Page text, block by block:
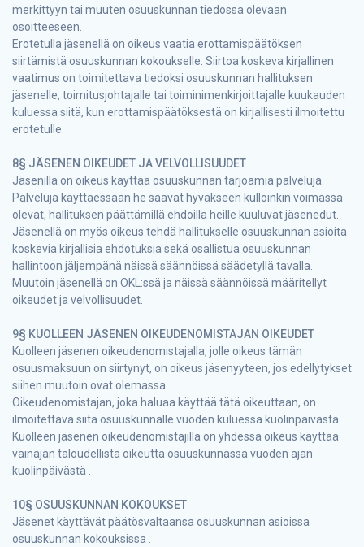
merkittyyn tai muuten osuuskunnan tiedossa olevaan
osoitteeseen.
Erotetulla jäsenellä on oikeus vaatia erottamispäätöksen
siirtämistä osuuskunnan kokoukselle. Siirtoa koskeva kirjallinen
vaatimus on toimitettava tiedoksi osuuskunnan hallituksen
jäsenelle, toimitusjohtajalle tai toiminimenkirjoittajalle kuukauden
kuluessa siitä, kun erottamispäätöksestä on kirjallisesti ilmoitettu
erotetulle.
8§ JÄSENEN OIKEUDET JA VELVOLLISUUDET
Jäsenillä on oikeus käyttää osuuskunnan tarjoamia palveluja.
Palveluja käyttäessään he saavat hyväkseen kulloinkin voimassa
olevat, hallituksen päättämillä ehdoilla heille kuuluvat jäsenedut.
Jäsenellä on myös oikeus tehdä hallitukselle osuuskunnan asioita
koskevia kirjallisia ehdotuksia sekä osallistua osuuskunnan
hallintoon jäljempänä näissä säännöissä säädetyllä tavalla.
Muutoin jäsenellä on OKL:ssä ja näissä säännöissä määritellyt
oikeudet ja velvollisuudet.
9§ KUOLLEEN JÄSENEN OIKEUDENOMISTAJAN OIKEUDET
Kuolleen jäsenen oikeudenomistajalla, jolle oikeus tämän
osuusmaksuun on siirtynyt, on oikeus jäsenyyteen, jos edellytykset
siihen muutoin ovat olemassa.
Oikeudenomistajan, joka haluaa käyttää tätä oikeuttaan, on
ilmoitettava siitä osuuskunnalle vuoden kuluessa kuolinpäivästä.
Kuolleen jäsenen oikeudenomistajilla on yhdessä oikeus käyttää
vainajan taloudellista oikeutta osuuskunnassa vuoden ajan
kuolinpäivästä .
10§ OSUUSKUNNAN KOKOUKSET
Jäsenet käyttävät päätösvaltaansa osuuskunnan asioissa
osuuskunnan kokouksissa .